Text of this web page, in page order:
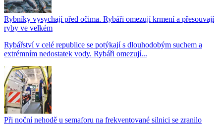
Rybníky vysychají před očima. Rybáři omezují krmení a přesouvají
ryby ve velkém
Rybářství v celé republice se potýkají s dlouhodobým suchem a
extrémním nedostatek vody. Rybáři omezují...
Při noční nehodě u semaforu na frekventované silnici se zranilo